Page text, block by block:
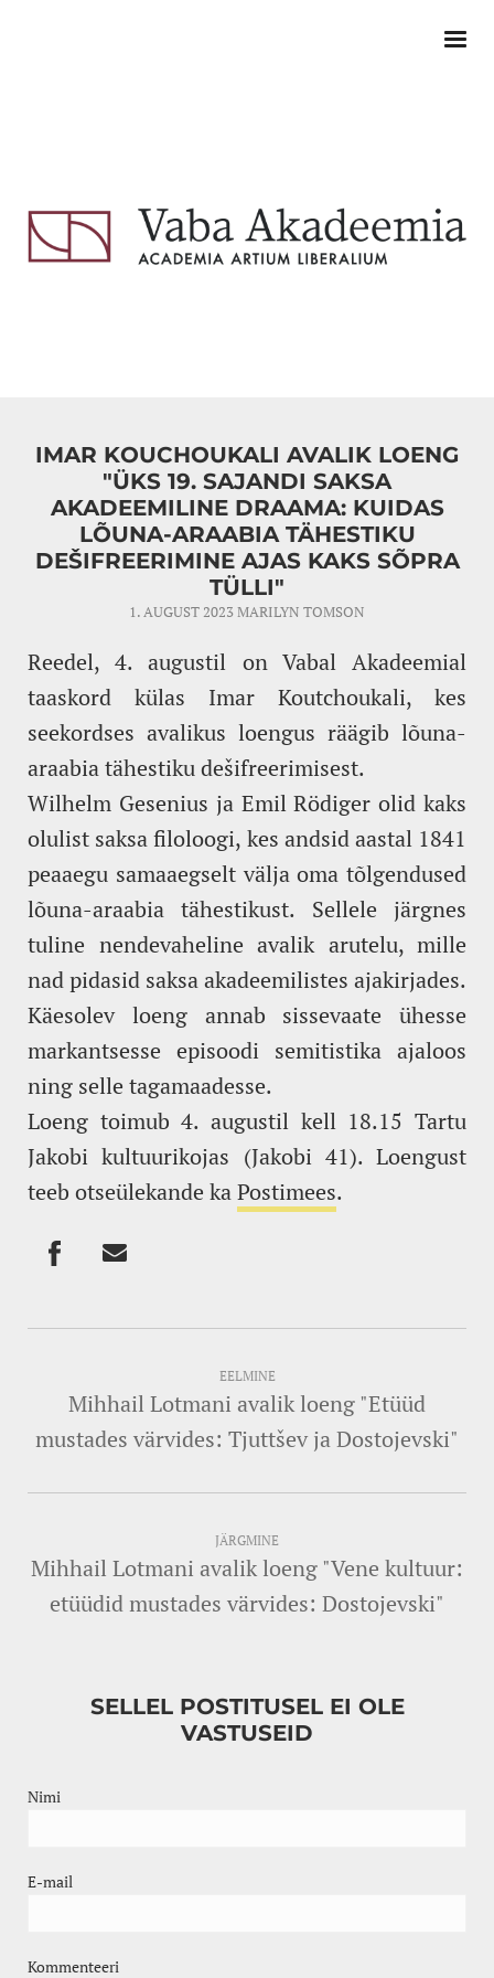
IMAR KOUCHOUKALI AVALIK LOENG
"ÜKS 19. SAJANDI SAKSA
AKADEEMILINE DRAAMA: KUIDAS
LÕUNA-ARAABIA TÄHESTIKU
DEŠIFREERIMINE AJAS KAKS SÕPRA
TÜLLI"
1. AUGUST 2023MARILYN TOMSON
Reedel, 4. augustil on Vabal Akadeemial
taaskord külas Imar Koutchoukali, kes
seekordses avalikus loengus räägib lõuna-
araabia tähestiku dešifreerimisest.
Wilhelm Gesenius ja Emil Rödiger olid kaks
olulist saksa filoloogi, kes andsid aastal 1841
peaaegu samaaegselt välja oma tõlgendused
lõuna-araabia tähestikust. Sellele järgnes
tuline nendevaheline avalik arutelu, mille
nad pidasid saksa akadeemilistes ajakirjades.
Käesolev loeng annab sissevaate ühesse
markantsesse episoodi semitistika ajaloos
ning selle tagamaadesse.
Loeng toimub 4. augustil kell 18.15 Tartu
Jakobi kultuurikojas (Jakobi 41). Loengust
teeb otseülekande kaPostimees.
EELMINE
Mihhail Lotmani avalik loeng "Etüüd
mustades värvides: Tjuttšev ja Dostojevski"
JÄRGMINE
Mihhail Lotmani avalik loeng "Vene kultuur:
etüüdid mustades värvides: Dostojevski"
SELLEL POSTITUSEL EI OLE
VASTUSEID
Nimi
E-mail
Kommenteeri